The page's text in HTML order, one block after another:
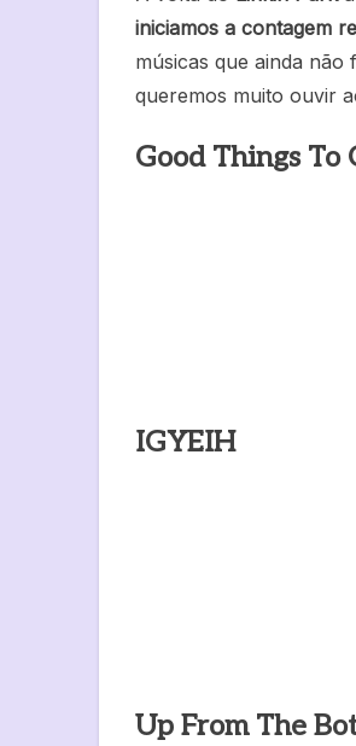
iniciamos a contagem
músicas que ainda
queremos muito ouvir
Good Things To
IGYEIH
Up From The